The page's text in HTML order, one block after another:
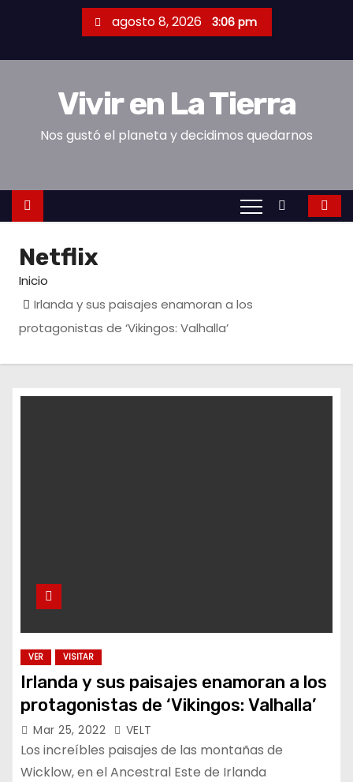
c
o
agosto 8, 2026 3:06 pm
Vivir en La Tierra
Nos gustó el planeta y decidimos quedarnos
Netflix
Inicio
Irlanda y sus paisajes enamoran a los
protagonistas de ‘Vikingos: Valhalla’
VER VISITAR
Irlanda y sus paisajes enamoran a los
protagonistas de ‘Vikingos: Valhalla’
Mar 25, 2022 VELT
Los increíbles paisajes de las montañas de
Wicklow, en el Ancestral Este de Irlanda